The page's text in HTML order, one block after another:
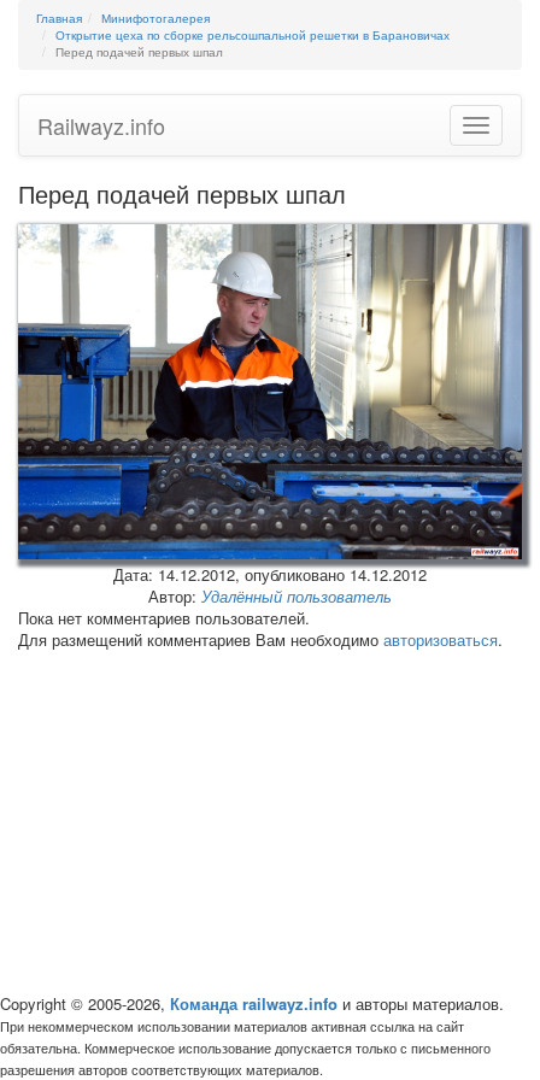
Главная
Минифотогалерея
Открытие цеха по сборке рельсошпальной решетки в Барановичах
Перед подачей первых шпал
Toggle
Railwayz.info
Перед подачей первых шпал
Дата:14.12.2012, опубликовано 14.12.2012
Автор: Удалённый пользователь
Пока нет комментариев пользователей.
Для размещений комментариев Вам необходимо авторизоваться.
Copyright © 2005-2026, Команда railwayz.info и авторы материалов.
При некоммерческом использовании материалов активная ссылка на сайт
обязательна. Коммерческое использование допускается только с письменного
разрешения авторов соответствующих материалов.